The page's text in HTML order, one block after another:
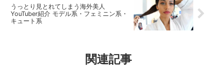
うっとり見とれてしまう海外美人
YouTuber紹介 モデル系・フェミニン系・
キュート系
関連記事